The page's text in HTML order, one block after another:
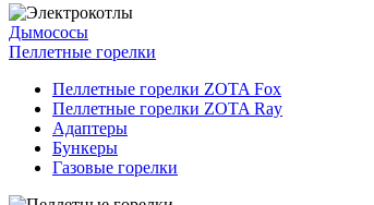
Дымососы
Пеллетные горелки
Пеллетные горелки ZOTA Fox
Пеллетные горелки ZOTA Ray
Адаптеры
Бункеры
Газовые горелки